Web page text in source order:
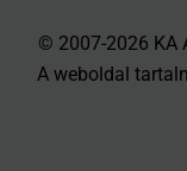
© 2007-2026 KA
A weboldal